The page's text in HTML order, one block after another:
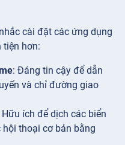
cài đặt các ứng dụng
tiện hơn:
: Đáng tin cậy để dẫn
và chỉ đường giao
Hữu ích để dịch các biển
thoại cơ bản bằng